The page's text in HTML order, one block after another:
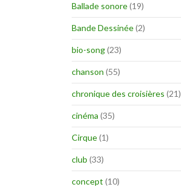
Ballade sonore(19)
Bande Dessinée(2)
bio-song(23)
chanson (55)
chronique des croisières (21)
cinéma (35)
Cirque(1)
club (33)
concept (10)